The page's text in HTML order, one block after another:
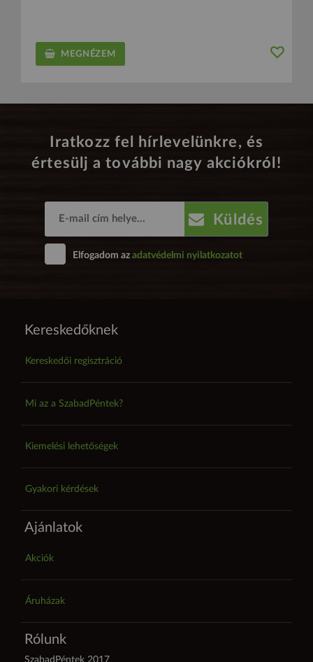
MEGNÉZEM
Iratkozz fel hírlevelünkre, és
értesülj a további nagy akciókról!
Küldés
Elfogadom az adatvédelmi nyilatkozatot
Kereskedőknek
Kereskedői regisztráció
Mi az a SzabadPéntek?
Kiemelési lehetőségek
Gyakori kérdések
Ajánlatok
Akciók
Áruházak
Rólunk
SzabadPéntek 2017